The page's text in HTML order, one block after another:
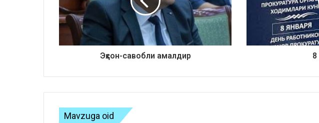
Эҳсон-савобли амалдир 8
Mavzuga oid